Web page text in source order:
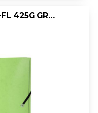
ELASTOMAP EXACOMPTA 3-FL 425G GROEN/DS25